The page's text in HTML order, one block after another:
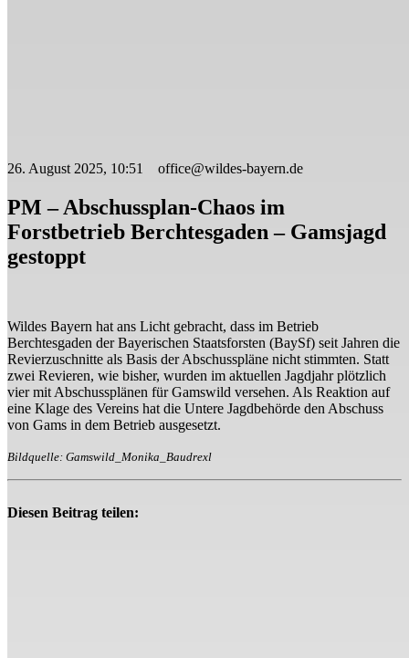
26. August 2025, 10:51 office@wildes-bayern.de
PM – Abschussplan-Chaos im
Forstbetrieb Berchtesgaden – Gamsjagd
gestoppt
Wildes Bayern hat ans Licht gebracht, dass im Betrieb
Berchtesgaden der Bayerischen Staatsforsten (BaySf) seit Jahren die
Revierzuschnitte als Basis der Abschusspläne nicht stimmten. Statt
zwei Revieren, wie bisher, wurden im aktuellen Jagdjahr plötzlich
vier mit Abschussplänen für Gamswild versehen. Als Reaktion auf
eine Klage des Vereins hat die Untere Jagdbehörde den Abschuss
von Gams in dem Betrieb ausgesetzt.
Bildquelle: Gamswild_Monika_Baudrexl
Diesen Beitrag teilen: